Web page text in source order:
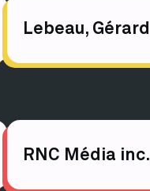
Lebeau, Gérard
RNC Média inc.